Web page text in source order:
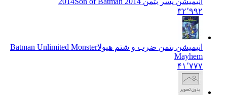
۳۲٬۹۹۲
انیمیشن بتمن ضرب و شتم هیولاBatman Unlimited Monster
Mayhem
۴۱٬۷۷۷